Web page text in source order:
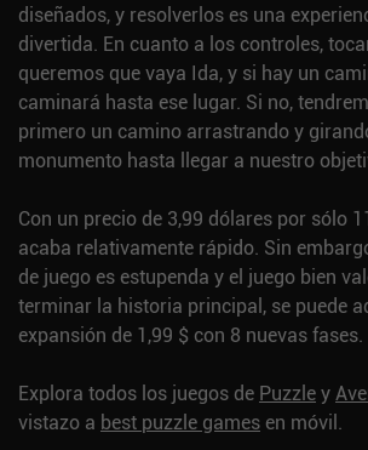
diseñados, y resolverlos es una
divertida. En cuanto a los controles,
queremos que vaya Ida, y si hay un
caminará hasta ese lugar. Si no,
primero un camino arrastrando y
monumento hasta llegar a nuestro
Con un precio de 3,99 dólares por sólo
acaba relativamente rápido. Sin
de juego es estupenda y el juego bien
terminar la historia principal, se puede
expansión de 1,99 $ con 8 nuevas fases.
Explora todos los juegos de Puzzley
vistazo a best puzzle games en móvil.